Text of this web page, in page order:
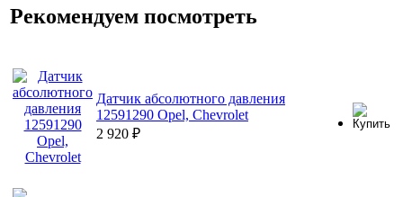
Рекомендуем посмотреть
Датчик абсолютного давления
12591290 Opel, Chevrolet
2 920 ₽